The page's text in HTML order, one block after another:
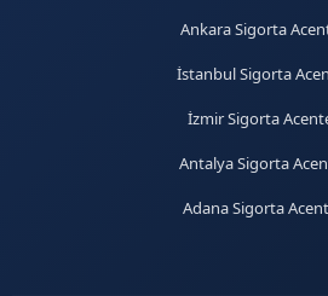
Ankara Sigorta
İstanbul Sigorta
İzmir Sigorta
Antalya Sigorta
Adana Sigorta